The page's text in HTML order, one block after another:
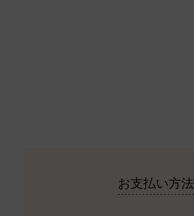
お支払い方法